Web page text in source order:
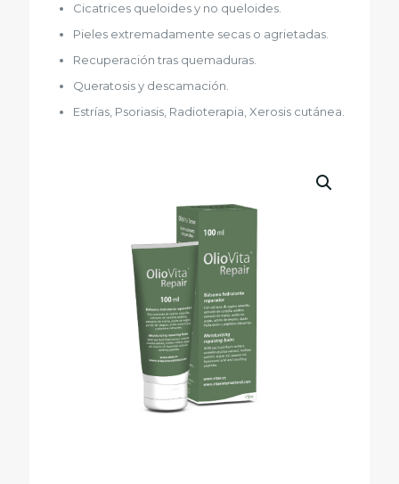
Cicatrices queloides y no queloides.
Pieles extremadamente secas o agrietadas.
Recuperación tras quemaduras.
Queratosis y descamación.
Estrías, Psoriasis, Radioterapia, Xerosis cutánea.